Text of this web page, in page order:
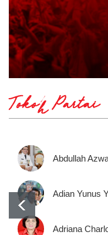
Tokoh Partai
Abdullah
Adian Yunus
Adriana